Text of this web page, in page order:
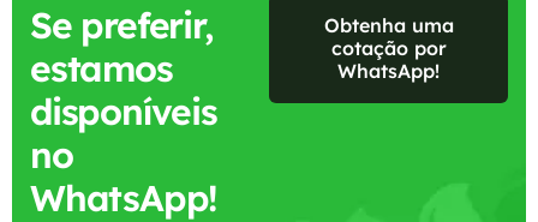
Se preferir,
estamos
disponíveis
no
WhatsApp!
Obtenha uma
cotação por
WhatsApp!